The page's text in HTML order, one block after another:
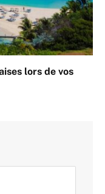
lors de vos